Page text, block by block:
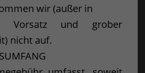
wir (außer in
Vorsatz und grober
nicht auf.